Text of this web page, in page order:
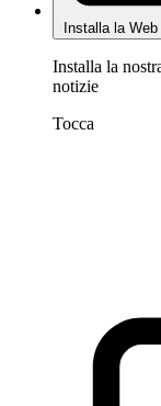
Installa la
Installa la
notizie
Tocca